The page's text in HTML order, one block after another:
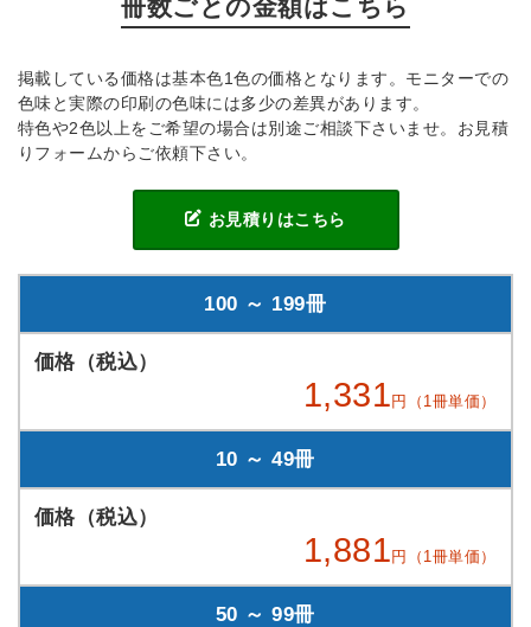
冊数ごとの金額はこちら
掲載している価格は基本色1色の価格となります。モニターでの
色味と実際の印刷の色味には多少の差異があります。
特色や2色以上をご希望の場合は別途ご相談下さいませ。お見積
りフォームからご依頼下さい。
お見積りはこちら
100 ～ 199冊
1,331 円（1冊単価）
10 ～ 49冊
1,881 円（1冊単価）
50 ～ 99冊